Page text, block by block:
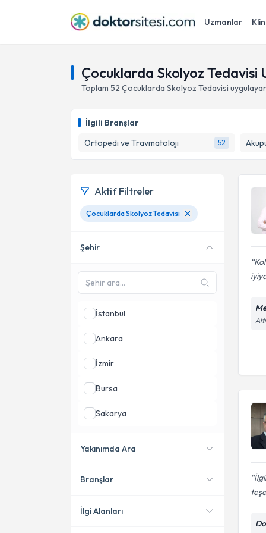
Uzmanlar
Çocuklarda Skolyoz
Toplam 52 Çocuklarda Skolyoz Tedavisi
İlgili Branşlar
Ortopedi ve Travmatoloji
52
Aktif Filtreler
Çocuklarda Skolyoz Tedavisi
Şehir
İstanbul
Ankara
İzmir
Bursa
Sakarya
Yakınımda Ara
Konumuma yakın uzmanları
Branşlar
İlgi Alanları